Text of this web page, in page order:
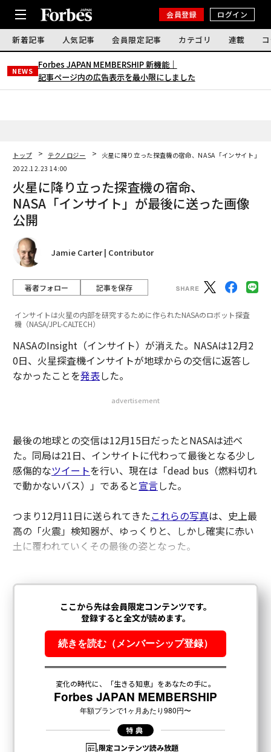
会員登録 ログイン
新着記事 人気記事 会員限定記事 カテゴリ 連載
NEWS
Forbes JAPAN MEMBERSHIP 新機能｜
記事ページ内の広告表示を最小限にしました
トップ テクノロジー
火星に降り立った探査機の宿命、NASA「インサイト」が
2022.12.23 14:00
火星に降り立った探査機の宿命、
NASA「インサイト」が最後に送った画像
公開
Jamie Carter | Contributor
著者フォロー 記事を保存
インサイトは火星の内部を研究するために作られたNASAのロボット探査
機（NASA/JPL-CALTECH）
NASAのInsight（インサイト）が消えた。NASAは12月2
0日、火星探査機インサイトが地球からの交信に返答し
なかったことを発表した。
advertisement
最後の地球との交信は12月15日だったとNASAは述べ
た。同局は21日、インサイトに代わって最後となる少し
感傷的なツイートを行い、現在は「dead bus（燃料切れ
で動かないバス）」であると宣言した。
つまり12月11日に送られてきたこれらの写真は、史上最
高の「火震」検知器が、ゆっくりと、しかし確実に赤い
土に覆われていくその最後の姿となった。